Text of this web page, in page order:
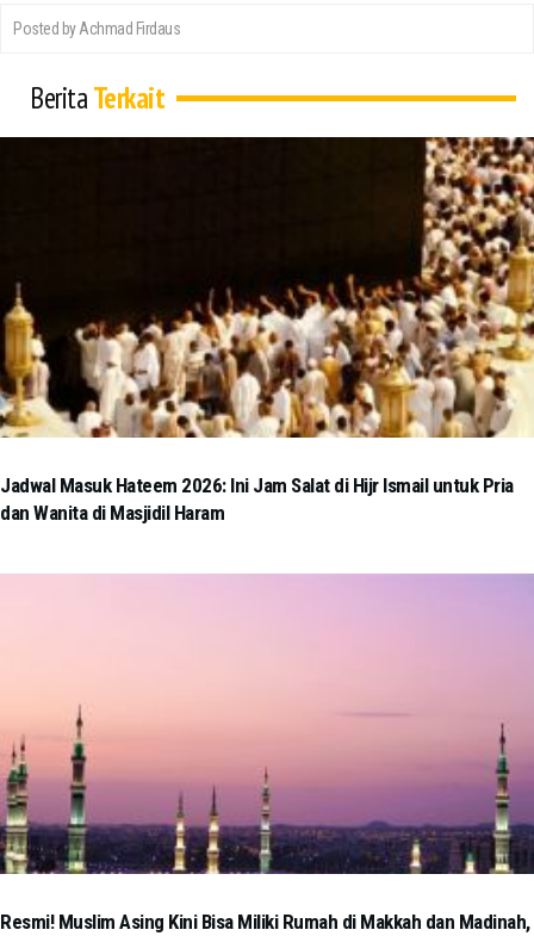
Posted by Achmad Firdaus
BeritaTerkait
Jadwal Masuk Hateem 2026: Ini Jam Salat di Hijr Ismail untuk Pria
dan Wanita di Masjidil Haram
Resmi! Muslim Asing Kini Bisa Miliki Rumah di Makkah dan Madinah,